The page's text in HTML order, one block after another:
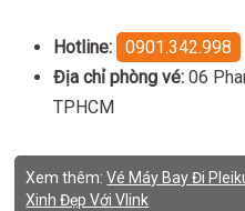
Hotline:
0901.342.998
Địa chỉ phòng vé: 06
TPHCM
Xem thêm:Vé Máy Bay Đi
Xinh Đẹp Với Vlink